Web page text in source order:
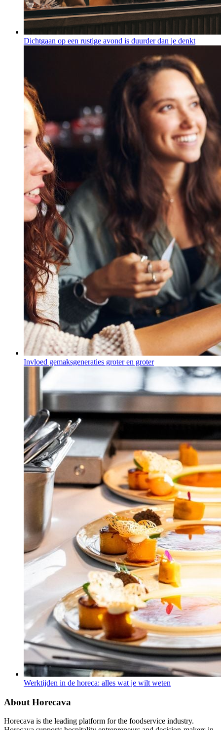
Dichtgaan op een rustige avond is duurder dan je denkt
Invloed gemaksgeneraties groter en groter
Werktijden in de horeca: alles wat je wilt weten
About Horecava
Horecava is the leading platform for the foodservice industry.